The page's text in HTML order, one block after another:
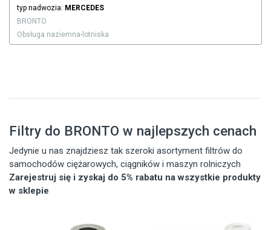
typ nadwozia: MERCEDES
BRONTO
Obsługa naziemna-lotniska
Filtry do BRONTO w najlepszych cenach
Jedynie u nas znajdziesz tak szeroki asortyment filtrów do
samochodów ciężarowych, ciągników i maszyn rolniczych
Zarejestruj się i zyskaj do 5% rabatu na wszystkie produkty
w sklepie